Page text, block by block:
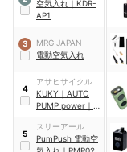
空気入れ ｜ KDR-
AP1
3
MRG JAPAN
電動空気入れ
4
アサヒサイクル
KUKY ｜ AUTO
PUMP power ｜
5
スリーアール
PumPush 電動空